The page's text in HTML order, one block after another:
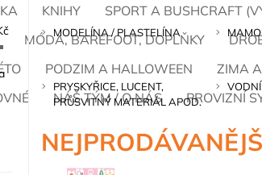
KNIHY SPORT A BUSHCRAFT
MÓDA, BAREFOOT, DOPLŇKY
PODZIM A HALLOWEEN ZIMA
NÁŠ TÝM / O NÁS PROVIZNÍ
MODELÍNA / PLASTELÍNA
PRYSKYŘICE, LUCENT,
PRŮSVITNÝ MATERIÁL APOD.
VODNÍ